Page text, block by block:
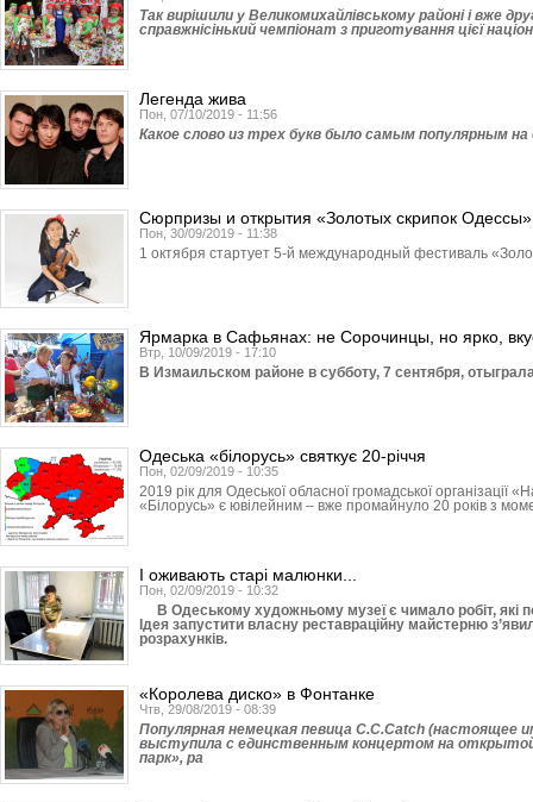
Так вирішили у Великомихай­лівському районі і вже
справжнісінький чемпіонат з приготування цієї
Легенда жива
Пон, 07/10/2019 - 11:56
Какое слово из трех букв было самым популярным
Сюрпризы и открытия «Золотых скрипок Одессы»
Пон, 30/09/2019 - 11:38
1 октября стартует 5-й международный фестиваль
Ярмарка в Сафьянах: не Сорочинцы, но ярко,
Втр, 10/09/2019 - 17:10
В Измаильском районе в субботу, 7 сентября,
Одеська «білорусь» святкує 20-річчя
Пон, 02/09/2019 - 10:35
2019 рік для Одеської обласної громадської організації
«Білорусь» є ювілейним – вже промайнуло 20 років з
І оживають старі малюнки...
Пон, 02/09/2019 - 10:32
В Одеському художньому музеї є чимало робіт, які
Ідея запустити власну реставраційну майстерню
розрахунків.
«Королева диско» в Фонтанке
Чтв, 29/08/2019 - 08:39
Популярная немецкая певица C.C.Catch (настоящее
выступила с единственным концертом на
парк», ра